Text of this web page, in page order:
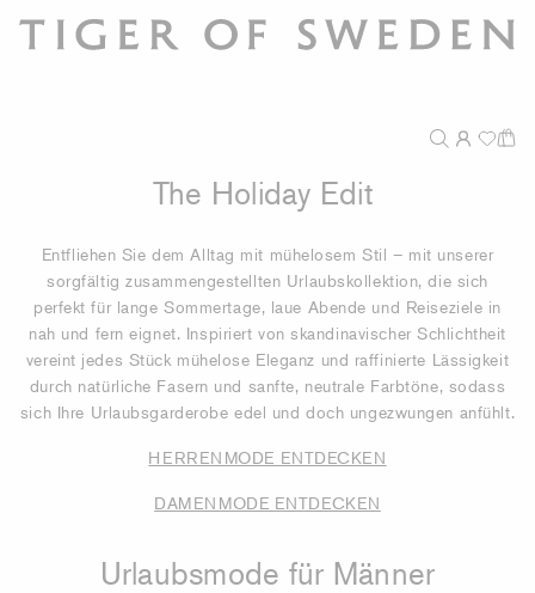
The Holiday Edit
Entfliehen Sie dem Alltag mit mühelosem Stil – mit unserer
sorgfältig zusammengestellten Urlaubskollektion, die sich
perfekt für lange Sommertage, laue Abende und Reiseziele in
nah und fern eignet. Inspiriert von skandinavischer Schlichtheit
vereint jedes Stück mühelose Eleganz und raffinierte Lässigkeit
durch natürliche Fasern und sanfte, neutrale Farbtöne, sodass
sich Ihre Urlaubsgarderobe edel und doch ungezwungen anfühlt.
HERRENMODE ENTDECKEN
DAMENMODE ENTDECKEN
Urlaubsmode für Männer